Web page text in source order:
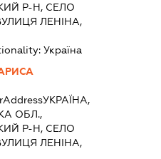
Р-Н, СЕЛО
ЛЕНІНА,
Україна
УКРАЇНА,
ОБЛ.,
Р-Н, СЕЛО
ЛЕНІНА,